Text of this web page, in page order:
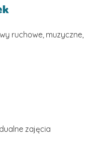
ruchowe, muzyczne,
zajęcia